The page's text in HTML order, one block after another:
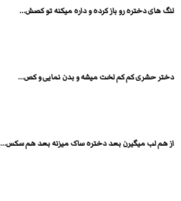
لنگ های دختره رو باز کرده و داره میکنه تو کصش...
دختر حشری کم کم لخت میشه و بدن نمایی و کص...
از هم لب میگیرن بعد دختره ساک میزنه بعد هم سکس...